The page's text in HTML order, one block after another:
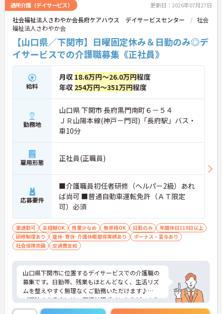
通所介護（デイサービス） 更新日：2026年07月27日
社会福祉法人さわやか会長府ケアハウス デイサービスセンター
社会
福祉法人さわやか会
【山口県／下関市】日曜固定休み＆日勤のみ◎デ
イサービスでの介護職募集《正社員》
給料
月収 18.6万円～26.0万円程度
年収 254万円～351万円程度
勤務地
山口県 下関市 長府黒門南町６－５４
ＪＲ山陽本線(神戸－門司)「長府駅」バス・
車10分
雇用形態 正社員(正職員)
応募要件
■介護職員初任者研修（ヘルパー2級）あれ
ば尚可 ■普通自動車運転免許（ＡＴ限定
可）必須
車通勤可 未経験OK 残業少なめ 無資格OK 日勤のみ
年間休日110日以上
研修制度あり
産休･育休･介護休暇取得実績あり
ボーナス・賞与あり
社会保険完備
交通費支給
山口県下関市に位置するデイサービスでの介護職の
募集です。日勤帯、残業もほとんどなく、生活リズ
ムを整えやすく無理なくご勤務いただけます♪
ご興味のある方には、面接対策ポイントなど、さら
に詳細をお話しいたしますのでお気軽にご相談くだ